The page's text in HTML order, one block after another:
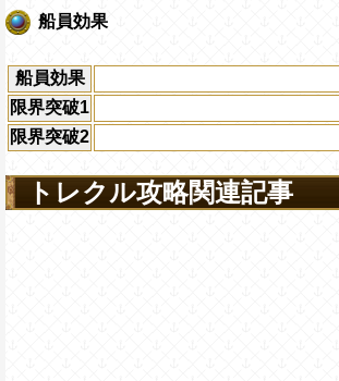
船員効果
船員効果
限界突破1
限界突破2
トレクル攻略関連記事